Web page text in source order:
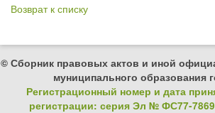
Возврат к списку
© Сборник правовых актов и иной
муниципального образования
Регистрационный номер и дата
регистрации: серия Эл № ФС77-